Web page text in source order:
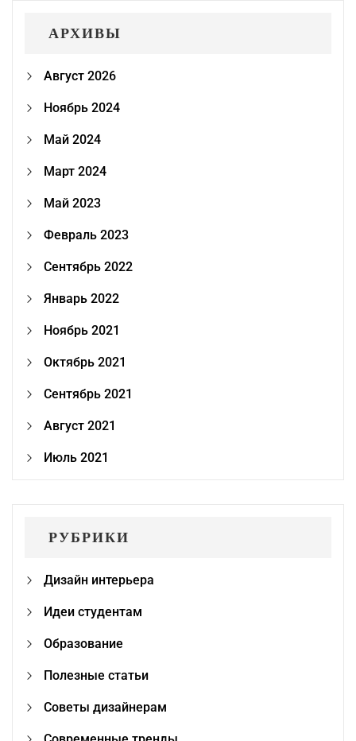
АРХИВЫ
Август 2026
Ноябрь 2024
Май 2024
Март 2024
Май 2023
Февраль 2023
Сентябрь 2022
Январь 2022
Ноябрь 2021
Октябрь 2021
Сентябрь 2021
Август 2021
Июль 2021
РУБРИКИ
Дизайн интерьера
Идеи студентам
Образование
Полезные статьи
Советы дизайнерам